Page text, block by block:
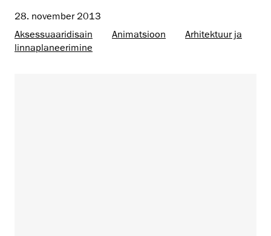
28. november 2013
Aksessuaaridisain
Animatsioon
Arhitektuur ja
linnaplaneerimine